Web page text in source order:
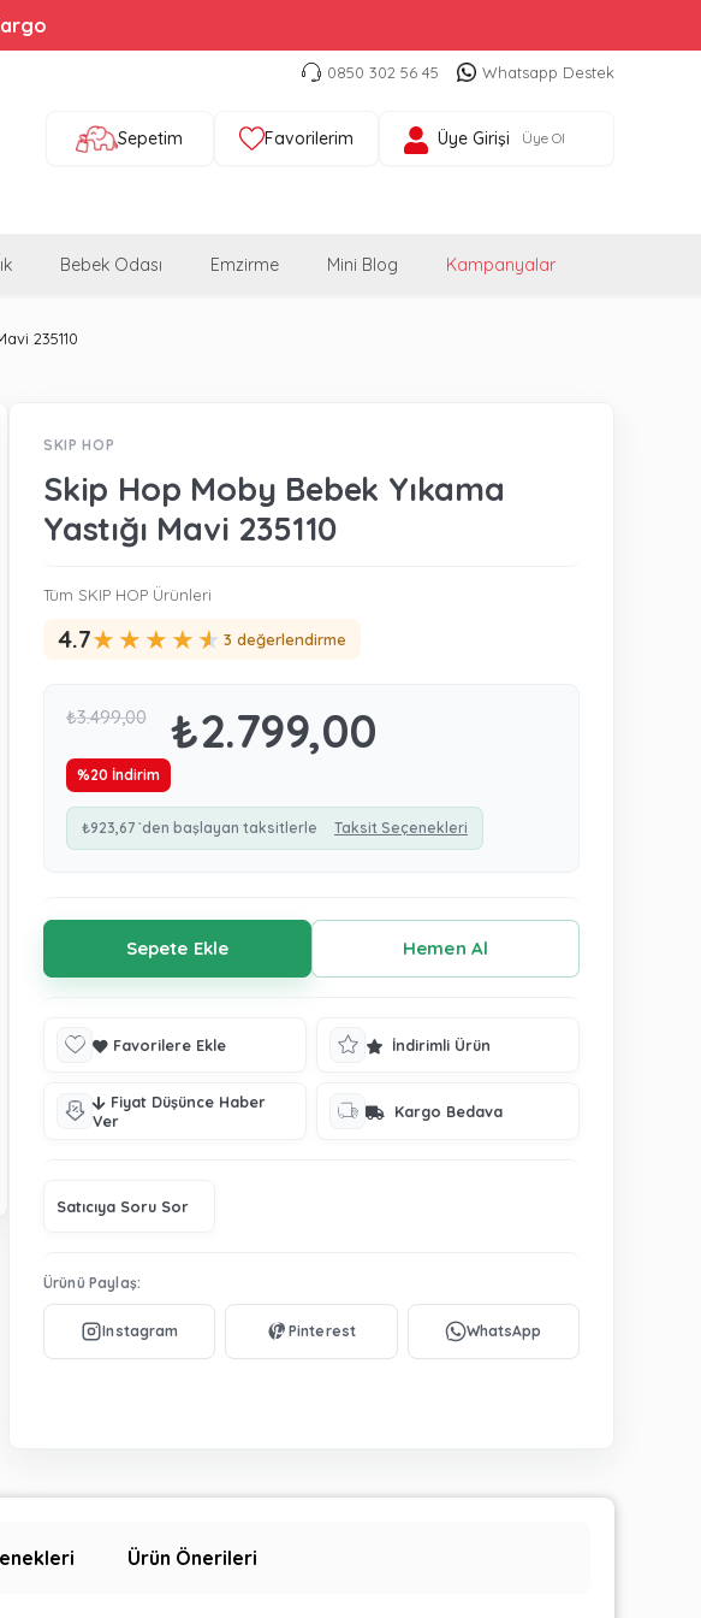
0850 302 56 45 Whatsapp Destek
Sepetim Favorilerim Üye Girişi Üye Ol
Bebek Odası Emzirme Mini Blog Kampanyalar
235110
SKIP HOP
Skip Hop Moby Bebek Yıkama
Yastığı Mavi 235110
Tüm SKIP HOP Ürünleri
4.7★★★★★ 3 değerlendirme
₺3.499,00 ₺2.799,00
%20 İndirim
₺923,67 `den başlayan taksitlerle Taksit Seçenekleri
Favorilere Ekle İndirimli Ürün
Fiyat Düşünce Haber
Ver
Kargo Bedava
Satıcıya Soru Sor
Ürünü Paylaş:
Ürün Önerileri